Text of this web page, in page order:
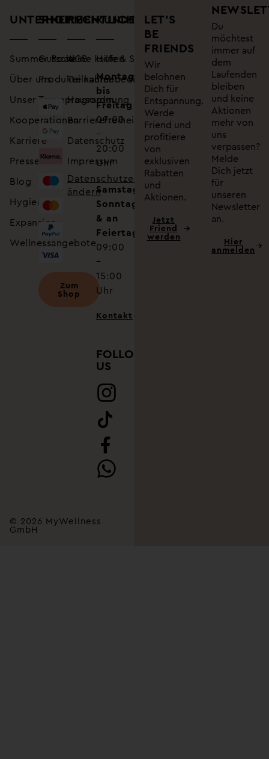
UNTERNEHMEN
Summer Road
Über uns
Unser Treueprogramm
Kooperationen
Karriere
Presse
Blog
Hygiene
Expansion
Wellnessangebote
SHOP
Gutscheine kaufen
Produkte kaufen
Zum
Shop
RECHTLICHES
AGB
Teilnahmebedingungen
Hausordnung
Barrierefreiheitserklärung
Datenschutz
Impressum
Datenschutzeinstellungen
ändern
KUNDENSUPPORT
Hilfe & Service
Montag
bis
Freitag
09:00
–
20:00
Uhr
Samstag,
Sonntag
& an
Feiertagen
09:00
–
15:00
Uhr
Kontakt
FOLLOW
US
© 2026 MyWellness
GmbH
LET’S
BE
FRIENDS
Wir
belohnen
Dich für
Entspannung.
Werde
Friend und
profitiere
von
exklusiven
Rabatten
und
Aktionen.
Jetzt
Friend
werden
Du
möchtest
immer auf
dem
Laufenden
bleiben
und keine
Aktionen
mehr von
uns
verpassen?
Melde
Dich jetzt
für
unseren
Newsletter
an.
Hier
anmelden